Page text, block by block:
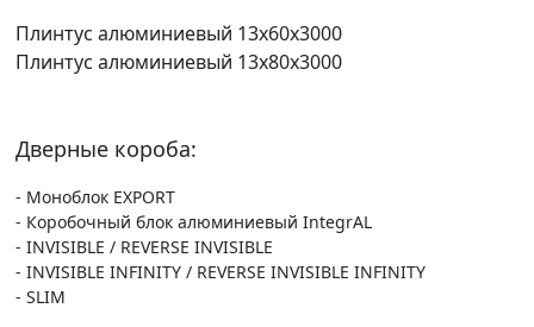
Плинтус алюминиевый 13х60х3000
Плинтус алюминиевый 13х80х3000
Дверные короба:
- Моноблок EXPORT
- Коробочный блок алюминиевый IntegrAL
- INVISIBLE / REVERSE INVISIBLE
- INVISIBLE INFINITY / REVERSE INVISIBLE INFINITY
- SLIM